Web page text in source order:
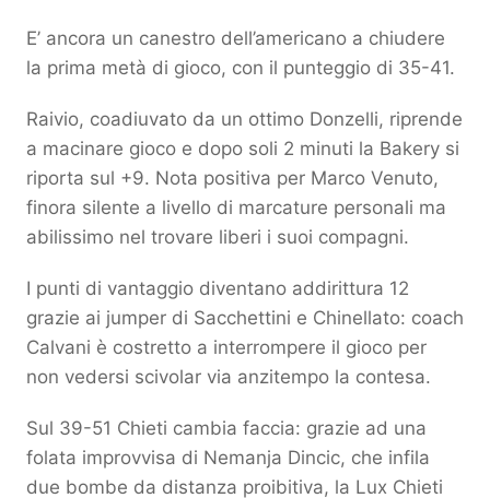
E’ ancora un canestro dell’americano a chiudere
la prima metà di gioco, con il punteggio di 35-41.
Raivio, coadiuvato da un ottimo Donzelli, riprende
a macinare gioco e dopo soli 2 minuti la Bakery si
riporta sul +9. Nota positiva per Marco Venuto,
finora silente a livello di marcature personali ma
abilissimo nel trovare liberi i suoi compagni.
I punti di vantaggio diventano addirittura 12
grazie ai jumper di Sacchettini e Chinellato: coach
Calvani è costretto a interrompere il gioco per
non vedersi scivolar via anzitempo la contesa.
Sul 39-51 Chieti cambia faccia: grazie ad una
folata improvvisa di Nemanja Dincic, che infila
due bombe da distanza proibitiva, la Lux Chieti